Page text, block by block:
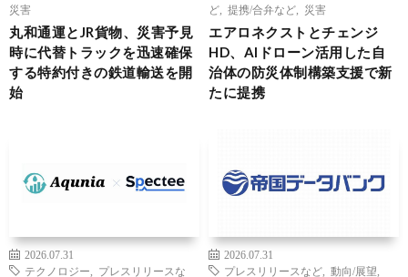
災害
丸和通運とJR貨物、災害予見
時に代替トラックを迅速確保
する特約付きの鉄道輸送を開
始
ど
提携/合弁など 災害
エアロネクストとチェンジ
HD、AIドローン活用した自
治体の防災体制構築支援で新
たに提携
2026.07.31
テクノロジー
プレスリリースな
2026.07.31
プレスリリースなど
動向/展望